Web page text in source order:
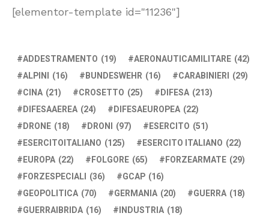
[elementor-template id="11236"]
ADDESTRAMENTO (19) AERONAUTICAMILITARE (42)
ALPINI (16) BUNDESWEHR (16) CARABINIERI (29)
CINA (21) CROSETTO (25) DIFESA (213)
DIFESAAEREA (24) DIFESAEUROPEA (22)
DRONE (18) DRONI (97) ESERCITO (51)
ESERCITOITALIANO (125) ESERCITO ITALIANO (22)
EUROPA (22) FOLGORE (65) FORZEARMATE (29)
FORZESPECIALI (36) GCAP (16)
GEOPOLITICA (70) GERMANIA (20) GUERRA (18)
GUERRAIBRIDA (16) INDUSTRIA (18)